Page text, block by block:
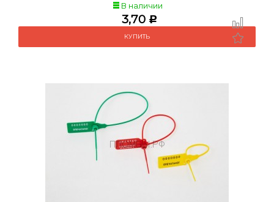
В наличии
3,70 Р